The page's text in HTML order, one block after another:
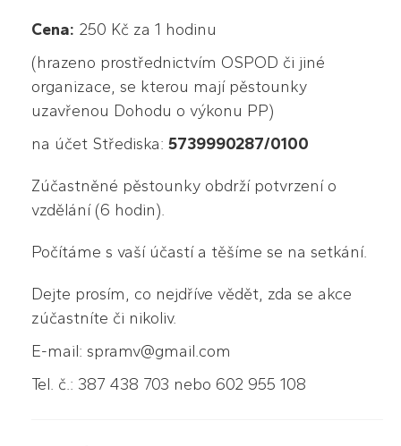
Cena: 250 Kč za 1 hodinu
(hrazeno prostřednictvím OSPOD či jiné
organizace, se kterou mají pěstounky
uzavřenou Dohodu o výkonu PP)
na účet Střediska: 5739990287/0100
Zúčastněné pěstounky obdrží potvrzení o
vzdělání (6 hodin).
Počítáme s vaší účastí a těšíme se na setkání.
Dejte prosím, co nejdříve vědět, zda se akce
zúčastníte či nikoliv.
E-mail: spramv@gmail.com
Tel. č.: 387 438 703 nebo 602 955 108